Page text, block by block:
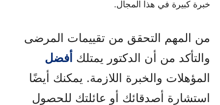
خبرة كبيرة في هذا المجال.
من المهم التحقق من تقييمات المرضى
والتأكد من أن الدكتور يمتلك أفضل
المؤهلات والخبرة اللازمة. يمكنك أيضًا
استشارة أصدقائك أو عائلتك للحصول